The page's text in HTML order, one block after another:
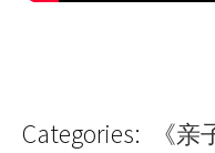
Categories:
《亲